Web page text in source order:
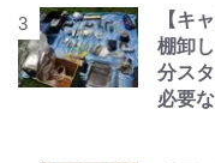
【キ
棚卸
分ス
必要